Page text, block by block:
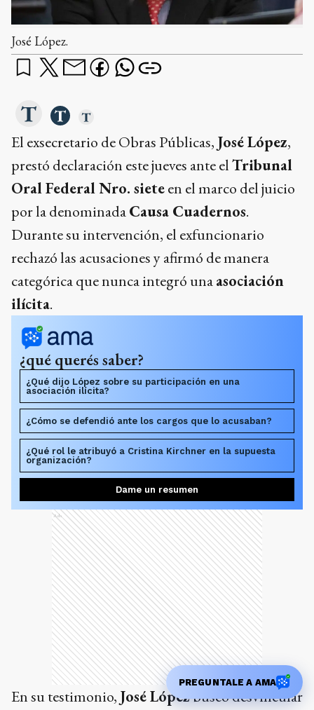
José López.
El exsecretario de Obras Públicas, José López,
prestó declaración este jueves ante elTribunal
Oral Federal Nro. sieteen el marco del juicio
por la denominadaCausa Cuadernos.
Durante su intervención, el exfuncionario
rechazó las acusaciones y afirmó de manera
categórica que nunca integró unaasociación
ilícita.
¿qué querés saber?
¿Qué dijo López sobre su participación en una
asociación ilícita?
¿Cómo se defendió ante los cargos que lo acusaban?
¿Qué rol le atribuyó a Cristina Kirchner en la supuesta
organización?
Dame un resumen
Ads
En su testimonio, José Lópezbuscó desvincular
PREGUNTALE A AMA